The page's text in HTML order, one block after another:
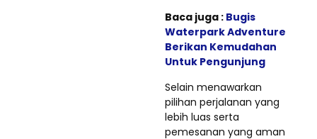
Baca juga : Bugis
Waterpark Adventure
Berikan Kemudahan
Untuk Pengunjung
Selain menawarkan
pilihan perjalanan yang
lebih luas serta
pemesanan yang aman